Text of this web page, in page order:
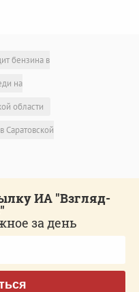
бензина в
на
области
Саратовской
ИА "Взгляд-
за день